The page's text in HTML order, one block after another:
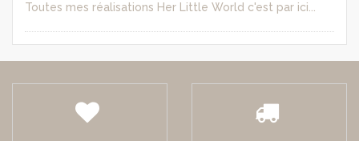
Toutes mes réalisations Her Little World c'est par ici...